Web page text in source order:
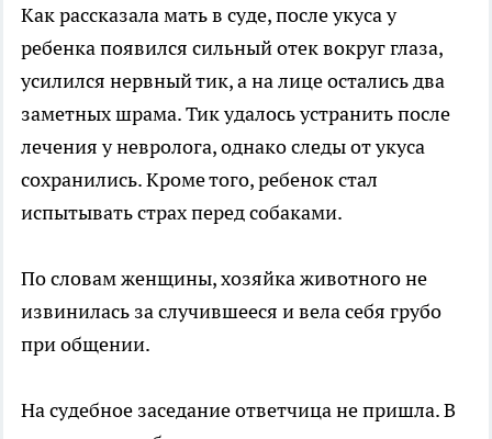
Как рассказала мать в суде, после укуса у
ребенка появился сильный отек вокруг глаза,
усилился нервный тик, а на лице остались два
заметных шрама. Тик удалось устранить после
лечения у невролога, однако следы от укуса
сохранились. Кроме того, ребенок стал
испытывать страх перед собаками.
По словам женщины, хозяйка животного не
извинилась за случившееся и вела себя грубо
при общении.
На судебное заседание ответчица не пришла. В